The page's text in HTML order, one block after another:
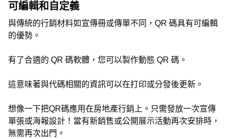
可編輯和自定義
與傳統的行銷材料如宣傳冊或傳單不同，QR 碼具有可編輯
的優勢。
有了合適的 QR 碼軟體，您可以製作動態 QR 碼。
這意味著與代碼相關的資訊可以在打印或分發後更新。
想像一下把QR碼應用在房地產行銷上。只需發放一次宣傳
單張或海報設計！當有新銷售或公開展示活動再次安排時，
無需再次出門。